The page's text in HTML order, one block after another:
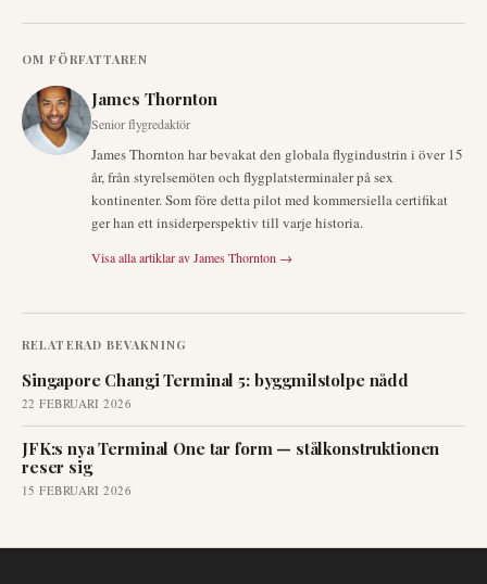
OM FÖRFATTAREN
James Thornton
Senior flygredaktör
James Thornton har bevakat den globala flygindustrin i över 15
år, från styrelsemöten och flygplatsterminaler på sex
kontinenter. Som före detta pilot med kommersiella certifikat
ger han ett insiderperspektiv till varje historia.
Visa alla artiklar avJames Thornton →
RELATERAD BEVAKNING
Singapore Changi Terminal 5: byggmilstolpe nådd
22 FEBRUARI 2026
JFK:s nya Terminal One tar form — stålkonstruktionen
reser sig
15 FEBRUARI 2026